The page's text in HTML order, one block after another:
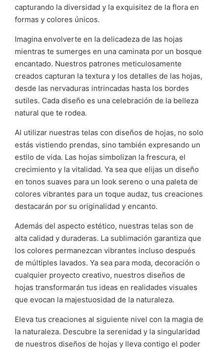
capturando la diversidad y la exquisitez de la flora en
formas y colores únicos.
Imagina envolverte en la delicadeza de las hojas
mientras te sumerges en una caminata por un bosque
encantado. Nuestros patrones meticulosamente
creados capturan la textura y los detalles de las hojas,
desde las nervaduras intrincadas hasta los bordes
sutiles. Cada diseño es una celebración de la belleza
natural que te rodea.
Al utilizar nuestras telas con diseños de hojas, no solo
estás vistiendo prendas, sino también expresando un
estilo de vida. Las hojas simbolizan la frescura, el
crecimiento y la vitalidad. Ya sea que elijas un diseño
en tonos suaves para un look sereno o una paleta de
colores vibrantes para un toque audaz, tus creaciones
destacarán por su originalidad y encanto.
Además del aspecto estético, nuestras telas son de
alta calidad y duraderas. La sublimación garantiza que
los colores permanezcan vibrantes incluso después
de múltiples lavados. Ya sea para moda, decoración o
cualquier proyecto creativo, nuestros diseños de
hojas transformarán tus ideas en realidades visuales
que evocan la majestuosidad de la naturaleza.
Eleva tus creaciones al siguiente nivel con la magia de
la naturaleza. Descubre la serenidad y la singularidad
de nuestros diseños de hojas y lleva contigo el poder